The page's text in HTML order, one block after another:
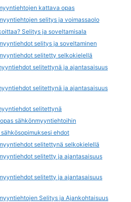
kattava opas
selitys ja voimassaolo
Selitys ja soveltamisala
selitys ja soveltaminen
selitetty selkokielellä
selitettynä ja ajantasaisuus
selitettynä ja ajantasaisuus
selitettynä
sähkönmyyntiehtoihin
ehdot
selitettynä selkokielellä
selitetty ja ajantasaisuus
selitetty ja ajantasaisuus
Selitys ja Ajankohtaisuus